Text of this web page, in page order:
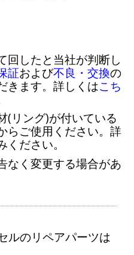
回したと当社が判断し
証および不良・交換の
きます。詳しくはこち
(リング)が付いている
らご使用ください。詳
ください。
なく変更する場合があ
ルのリペアパーツは